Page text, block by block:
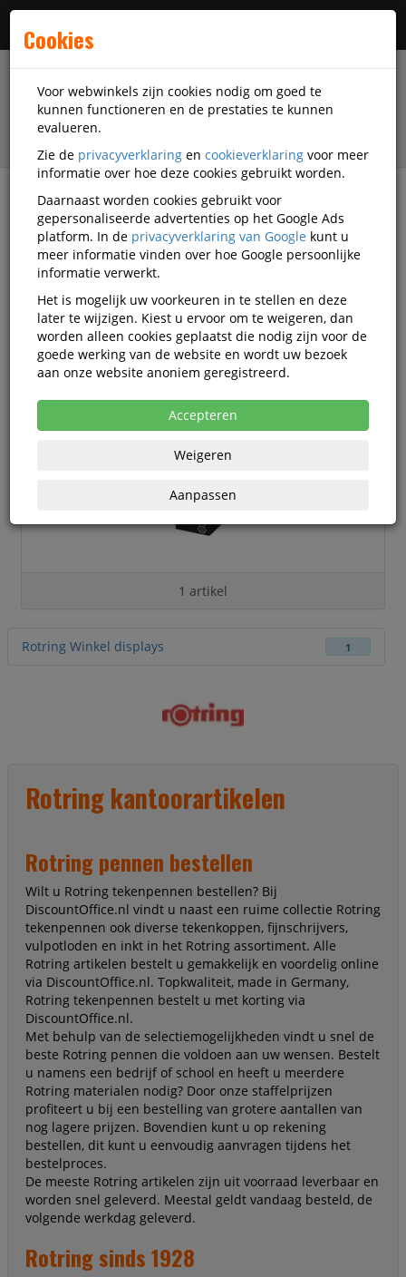
filter
Presentatiemiddelen Rotring
Rotring presentatiemiddelen
Rotring Displays
1 artikel
Rotring Winkel displays 1
Rotring kantoorartikelen
Rotring pennen bestellen
Wilt u Rotring tekenpennen bestellen? Bij
DiscountOffice.nl vindt u naast een ruime collectie Rotring
tekenpennen ook diverse tekenkoppen, fijnschrijvers,
vulpotloden en inkt in het Rotring assortiment. Alle
Rotring artikelen bestelt u gemakkelijk en voordelig online
via DiscountOffice.nl. Topkwaliteit, made in Germany,
Rotring tekenpennen bestelt u met korting via
DiscountOffice.nl.
Met behulp van de selectiemogelijkheden vindt u snel de
beste Rotring pennen die voldoen aan uw wensen. Bestelt
u namens een bedrijf of school en heeft u meerdere
Rotring materialen nodig? Door onze staffelprijzen
profiteert u bij een bestelling van grotere aantallen van
nog lagere prijzen. Bovendien kunt u op rekening
bestellen, dit kunt u eenvoudig aanvragen tijdens het
bestelproces.
De meeste Rotring artikelen zijn uit voorraad leverbaar en
worden snel geleverd. Meestal geldt vandaag besteld, de
volgende werkdag geleverd.
Rotring sinds 1928
Cookies
Voor webwinkels zijn cookies nodig om goed te
kunnen functioneren en de prestaties te kunnen
evalueren.
Zie de privacyverklaring en cookieverklaring voor meer
informatie over hoe deze cookies gebruikt worden.
Daarnaast worden cookies gebruikt voor
gepersonaliseerde advertenties op het Google Ads
platform. In de privacyverklaring van Google kunt u
meer informatie vinden over hoe Google persoonlijke
informatie verwerkt.
Het is mogelijk uw voorkeuren in te stellen en deze
later te wijzigen. Kiest u ervoor om te weigeren, dan
worden alleen cookies geplaatst die nodig zijn voor de
goede werking van de website en wordt uw bezoek
aan onze website anoniem geregistreerd.
Accepteren
Weigeren
Aanpassen